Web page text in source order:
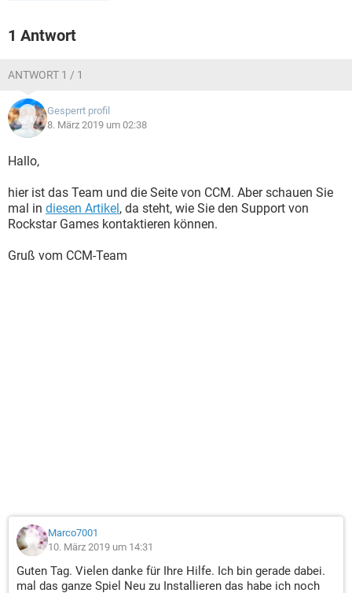
1 Antwort
ANTWORT 1 / 1
Gesperrt profil
8. März 2019 um 02:38
Hallo,
hier ist das Team und die Seite von CCM. Aber schauen Sie
mal in diesen Artikel, da steht, wie Sie den Support von
Rockstar Games kontaktieren können.
Gruß vom CCM-Team
Marco7001
10. März 2019 um 14:31
Guten Tag. Vielen danke für Ihre Hilfe. Ich bin gerade dabei.
mal das ganze Spiel Neu zu Installieren das habe ich noch